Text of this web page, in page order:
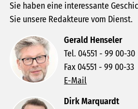
Sie haben eine interessante
Sie unsere Redakteure vom Dienst.
Gerald Henseler
Tel. 04551 - 99 00-30
Fax 04551 - 99 00-33
E-Mail
Dirk Marquardt